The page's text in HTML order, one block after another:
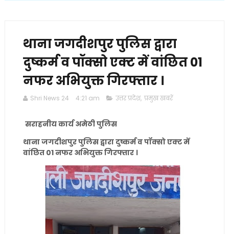
थाना जगदीशपुर पुलिस द्वारा
दुष्कर्म व पॉक्सो एक्ट में वांछित 01
नफर अभियुक्त गिरफ्तार ।
Shri News 24 4:21 am उत्तर प्रदेश, प्रमुख खबरें
सराहनीय कार्य अमेठी पुलिस
थाना जगदीशपुर पुलिस द्वारा दुष्कर्म व पॉक्सो एक्ट में
वांछित 01 नफर अभियुक्त गिरफ्तार ।